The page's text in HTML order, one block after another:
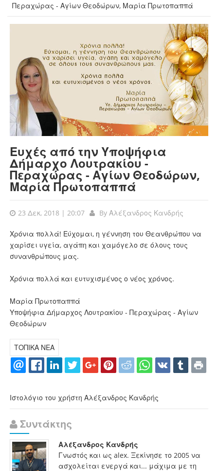
Περαχώρας - Αγίων Θεοδώρων, Μαρία Πρωτοπαππά
Ευχές από την Υποψήφια
Δήμαρχο Λουτρακίου -
Περαχώρας - Αγίων Θεοδώρων,
Μαρία Πρωτοπαππά
23 Δεκ, 2018 | 20:07 By Αλέξανδρος Κανδρής
Χρόνια πολλά! Εύχομαι, η γέννηση του Θεανθρώπου να
χαρίσει υγεία, αγάπη και χαμόγελο σε όλους τους
συνανθρώπους μας.
Χρόνια πολλά και ευτυχισμένος ο νέος χρόνος.
Μαρία Πρωτοπαππά
Υποψήφια Δήμαρχος Λουτρακίου - Περαχώρας - Αγίων
Θεοδώρων
ΤΟΠΙΚΑ ΝΕΑ
Ιστολόγιο του χρήστη Αλέξανδρος Κανδρής
Συντάκτης
Αλέξανδρος Κανδρής
Γνωστός και ως alex. Ξεκίνησε το 2005 να
ασχολείται ενεργά και... μάχιμα με τη